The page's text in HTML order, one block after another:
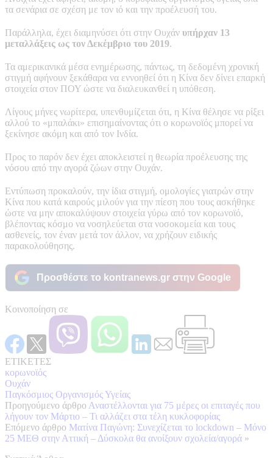
τα σενάρια σε σχέση με τον ιό και την προέλευσή του.
Παράλληλα, έχει διαμηνύσει ότι στην Ουχάν υπήρχαν 13
μεταλλάξεις ως τον Δεκέμβριο του 2019.
Τα αμερικανικά μέσα ενημέρωσης, πάντως, τη δεδομένη χρονική
στιγμή αφήνουν ξεκάθαρα να εννοηθεί ότι η Κίνα δεν δίνει επαρκή
στοιχεία στον ΠΟΥ ώστε να διαλευκανθεί η υπόθεση.
Λίγους μήνες νωρίτερα, υπενθυμίζεται ότι, η Κίνα θέλησε να ρίξει
αλλού το «μπαλάκι» επισημαίνοντας ότι ο κορωνοϊός μπορεί να
ξεκίνησε ακόμη και από τον Ινδία.
Προς το παρόν δεν έχει αποκλειστεί η θεωρία προέλευσης της
νόσου από την αγορά ζώων στην Ουχάν.
Εντύπωση προκαλούν, την ίδια στιγμή, ομολογίες γιατρών στην
Κίνα που κατά καιρούς μιλούν για την πίεση που τους ασκήθηκε
ώστε να μην αποκαλύψουν στοιχεία γύρω από τον κορωνοϊό,
βλέποντας κόσμο να νοσηλεύεται στα νοσοκομεία και τους
ασθενείς, τον έναν μετά τον άλλον, να χρήζουν ειδικής
παρακολούθησης.
Προσθέστε το kontranews.gr στην Google
Κοινοποίηση σε
ΕΤΙΚΕΤΕΣ
κορωνοϊός
Ουχάν
Παγκόσμιος Οργανισμός Υγείας
Προηγούμενο άρθρο Αναστέλλονται για 75 μέρες οι επιταγές που
λήγουν τον Μάρτιο – Τι αλλάζει στα τέλη κυκλοφορίας
Επόμενο άρθρο Ματίνα Παγώνη: Συνεχίζεται το lockdown – Μόνο
25 ΜΕΘ στην Αττική – Δύσκολα θα ανοίξουν σχολεία/αγορά »